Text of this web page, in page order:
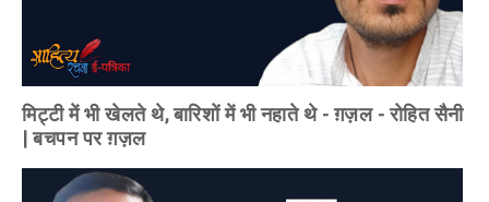
मिट्टी में भी खेलते थे, बारिशों में भी नहाते थे - ग़ज़ल - रोहित सैनी
| बचपन पर ग़ज़ल